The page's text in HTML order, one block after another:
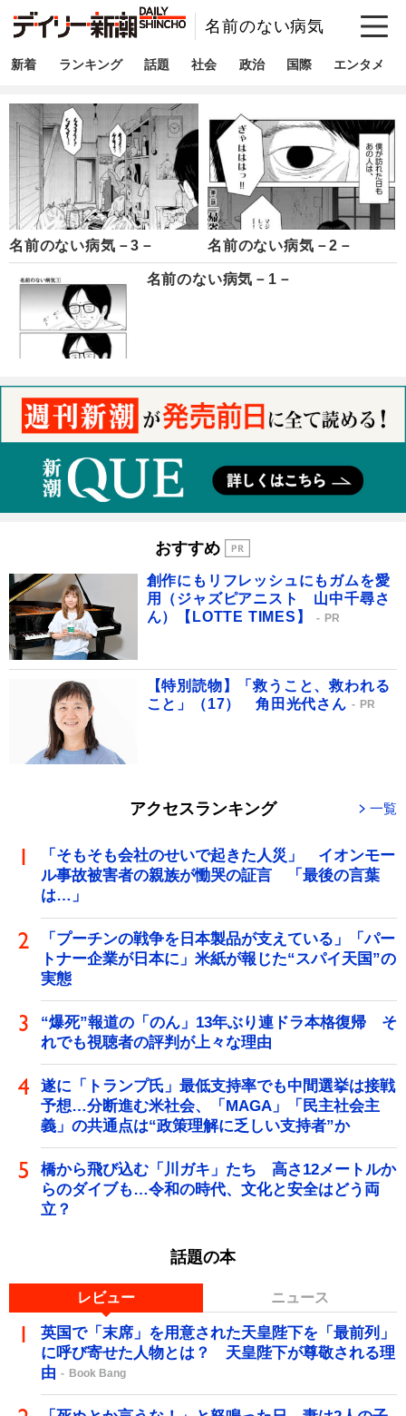
名前のない病気
新着 ランキング 話題 社会 政治 国際 エンタメ
名前のない病気－3－ 名前のない病気－2－
名前のない病気－1－
おすすめ
創作にもリフレッシュにもガムを愛
用（ジャズピアニスト 山中千尋さ
ん）【LOTTE TIMES】
PR
【特別読物】「救うこと、救われる
こと」（17） 角田光代さん
PR
アクセスランキング 一覧
「そもそも会社のせいで起きた人災」 イオンモー
ル事故被害者の親族が慟哭の証言 「最後の言葉
は…」
「プーチンの戦争を日本製品が支えている」「パー
トナー企業が日本に」米紙が報じた“スパイ天国”の
実態
“爆死”報道の「のん」13年ぶり連ドラ本格復帰 そ
れでも視聴者の評判が上々な理由
遂に「トランプ氏」最低支持率でも中間選挙は接戦
予想…分断進む米社会、「MAGA」「民主社会主
義」の共通点は“政策理解に乏しい支持者”か
橋から飛び込む「川ガキ」たち 高さ12メートルか
らのダイブも…令和の時代、文化と安全はどう両
立？
話題の本
レビュー ニュース
英国で「末席」を用意された天皇陛下を「最前列」
に呼び寄せた人物とは？ 天皇陛下が尊敬される理
由
Book Bang